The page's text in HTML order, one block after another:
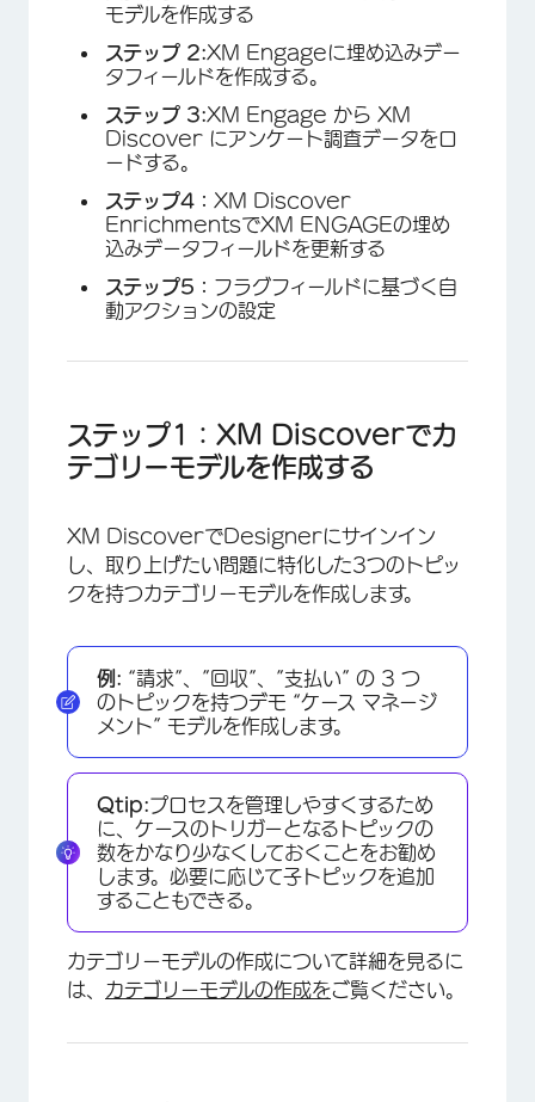
モデルを作成する
ステップ 2:XM Engageに埋め込みデー
タフィールドを作成する。
ステップ 3:XM Engage から XM
Discover にアンケート調査データをロ
ードする。
ステップ4： XM Discover
EnrichmentsでXM ENGAGEの埋め
込みデータフィールドを更新する
ステップ5： フラグフィールドに基づく自
動アクションの設定
ステップ1：XM Discoverでカ
テゴリーモデルを作成する
XM DiscoverでDesignerにサインイン
し、取り上げたい問題に特化した3つのトピッ
クを持つカテゴリーモデルを作成します。
例: “請求”、”回収”、”支払い” の 3 つ
のトピックを持つデモ “ケース マネージ
メント” モデルを作成します。
Qtip:プロセスを管理しやすくするため
に、ケースのトリガーとなるトピックの
数をかなり少なくしておくことをお勧め
します。必要に応じて子トピックを追加
することもできる。
カテゴリーモデルの作成について詳細を見るに
は、 カテゴリーモデルの作成をご覧ください。